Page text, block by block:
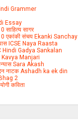
Grammer
Essay
साहित्य सागर
एकांकी संचय Ekanki Sanchay
ICSE Naya Raasta
Hindi Gadya Sankalan
Kavya Manjari
Sara Akash
नाटक Ashadh ka ek din
2
कविता